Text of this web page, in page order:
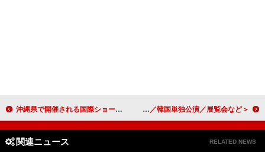
沖縄県で開催される国際ショーケース【Music Lane Festival】の第三弾出演者が発表 ＜レポート＞Mrs. GREEN APPLE、10周年“メガ”プラン発表 10周年ベスト盤／ロゴ／韓国単独公演／展覧会など
関連ニュース RELATED NEWS